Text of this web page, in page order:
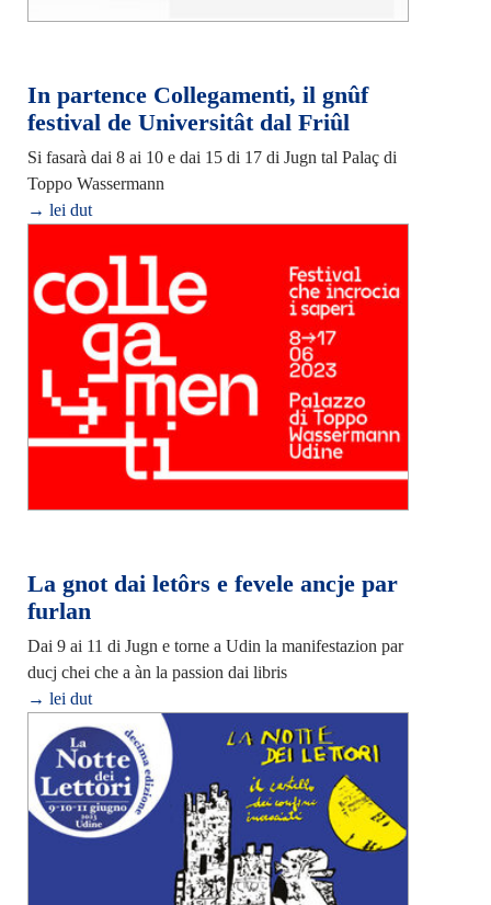
In partence Collegamenti, il gnûf
festival de Universitât dal Friûl
Si fasarà dai 8 ai 10 e dai 15 di 17 di Jugn tal Palaç di
Toppo Wassermann
→ lei dut
La gnot dai letôrs e fevele ancje par
furlan
Dai 9 ai 11 di Jugn e torne a Udin la manifestazion par
ducj chei che a àn la passion dai libris
→ lei dut